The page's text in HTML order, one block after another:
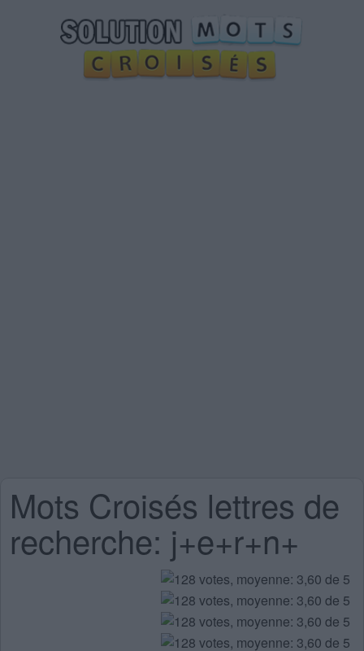
Mots Croisés lettres de
recherche: j+e+r+n+